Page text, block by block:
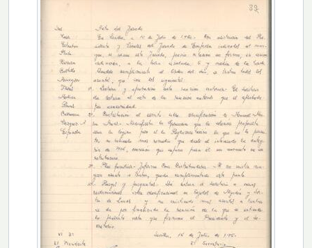
[UDS] 38 - 1961 (27 de abril) – Acta del Jurado
[UDS] 39 - 1961 (30 de mayo) – Acta del Jurado
[UDS] 40 - 1961 (27 de junio) – Acta del Jurado
[UDS] 41 - 1961 (13 de julio) – Acta del Jurado
[UDS] 42 - 1961 (11 de septiembre) – Acta del Jurado (sesión extraordinaria)
[UDS] 43 - 1961 (28 de septiembre) – Acta del Jurado
[UDS] 44 - 1961 (30 de octubre) – Acta del Jurado
[UDS] 45 - 1961 (28 de noviembre) – Acta del Jurado
[UDS] 46 - 1961 (28 de diciembre) – Acta del Jurado
[UDS] 47 - 1962 (31 de enero) – Acta del Jurado
[UDS] 48 - 1962 (28 de febrero) – Acta del Jurado
[UDS] 49 - 1962 (29 de marzo) – Acta del Jurado
[UDS] 50 - 1962 (11 de abril) – Acta del Jurado (sesión extraordinaria)
[UDS] 51 - 1962 (30 de abril) – Acta del Jurado
[UDS] 52 - 1962 (29 de mayo) – Acta del Jurado